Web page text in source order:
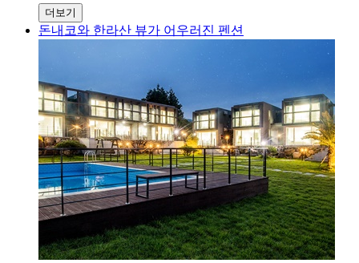
더보기
돈내코와 한라산 뷰가 어우러진 펜션